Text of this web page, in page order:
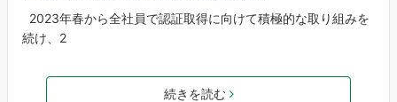
2023年春から全社員で認証取得に向けて積極的な取り組みを
続け、2
続きを読む